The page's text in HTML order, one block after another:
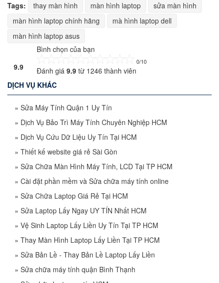
Tags: thay màn hình màn hình laptop
sửa màn hình
màn hình laptop chính hãng
mà hình laptop dell
màn hình laptop asus
9.9
Bình chọn của bạn
0/10
Đánh giá 9.9 từ 1246 thành viên
DỊCH VỤ KHÁC
» Sửa Máy Tính Quận 1 Uy Tín
» Dịch Vụ Bảo Trì Máy Tính Chuyên Nghiệp HCM
» Dịch Vụ Cứu Dữ Liệu Uy Tín Tại HCM
» Thiết kế website giá rẻ Sài Gòn
» Sửa Chữa Màn Hình Máy Tính, LCD Tại TP HCM
» Cài đặt phần mềm và Sửa chữa máy tính online
» Sửa Chữa Laptop Giá Rẻ Tại HCM
» Sửa Laptop Lấy Ngay UY TÍN Nhất HCM
» Vệ Sinh Laptop Lấy Liền Uy Tín Tại TP HCM
» Thay Màn Hình Laptop Lấy Liền Tại TP HCM
» Sửa Bản Lề - Thay Bản Lề Laptop Lấy Liền
» Sửa chữa máy tính quận Bình Thạnh